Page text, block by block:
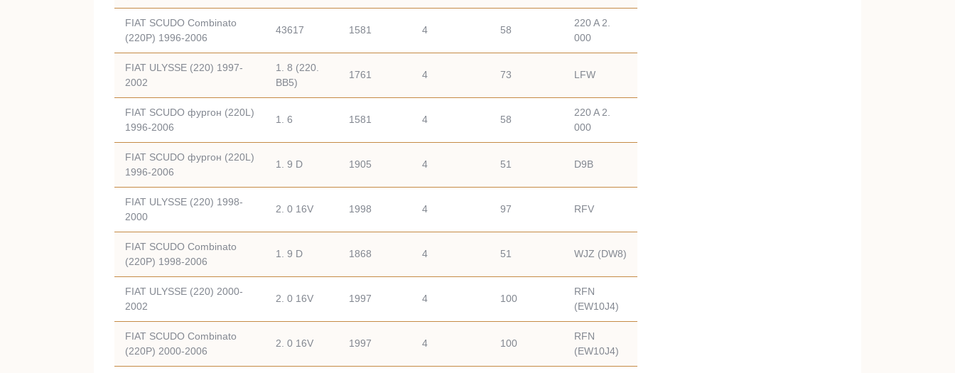
FIAT SCUDO Combinato
(220P) 1996-2006
43617 1581 4 58
220 A 2.
000
FIAT ULYSSE (220) 1997-
2002
1. 8 (220.
BB5)
1761 4 73 LFW
FIAT SCUDO фургон (220L)
1996-2006
1. 6 1581 4 58
220 A 2.
000
FIAT SCUDO фургон (220L)
1996-2006
1. 9 D 1905 4 51 D9B
FIAT ULYSSE (220) 1998-
2000
2. 0 16V 1998 4 97 RFV
FIAT SCUDO Combinato
(220P) 1998-2006
1. 9 D 1868 4 51 WJZ (DW8)
FIAT ULYSSE (220) 2000-
2002
2. 0 16V 1997 4 100
RFN
(EW10J4)
FIAT SCUDO Combinato
(220P) 2000-2006
2. 0 16V 1997 4 100
RFN
(EW10J4)